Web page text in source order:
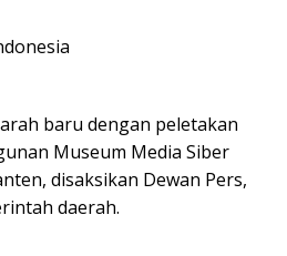
baru dengan peletakan
Museum Media Siber
disaksikan Dewan Pers,
daerah.